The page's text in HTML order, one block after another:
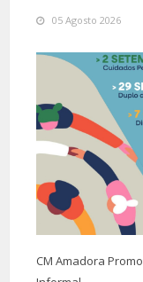
05 Agosto 2026
CM Amadora